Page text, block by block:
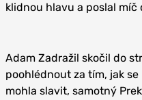
klidnou hlavu a poslal míč
Adam Zadražil skočil do
poohlédnout za tím, jak
mohla slavit, samotný